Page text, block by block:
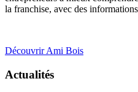
la franchise, avec des
Découvrir Ami Bois
Actualités